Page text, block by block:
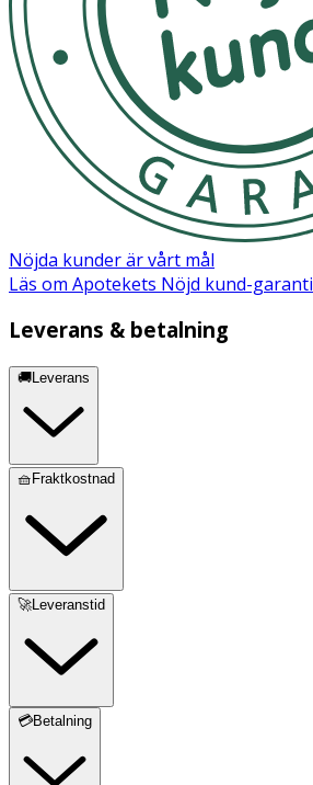
Nöjda kunder är vårt mål
Läs om Apotekets Nöjd kund-garanti
Leverans & betalning
🚚Leverans
🧺Fraktkostnad
🚀Leveranstid
💳Betalning